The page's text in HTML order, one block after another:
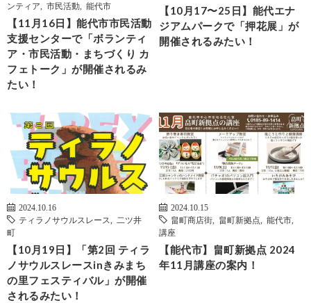
ンティア
市民活動 能代市
【11月16日】能代市市民活動
支援センターで「ボランティ
ア・市民活動・まちづくり カ
フェトーク」が開催されるみ
たい！
【10月17〜25日】能代エナ
ジアムパークで「押花展」が
開催されるみたい！
2024.10.16
ティラノサウルスレース
二ツ井
町
【10月19日】「第2回 ティラ
ノサウルスレースinきみまち
の里フェスティバル」が開催
されるみたい！
2024.10.15
畠町商店街
畠町新拠点 能代市
講座
【能代市】畠町新拠点 2024
年11月講座の案内！